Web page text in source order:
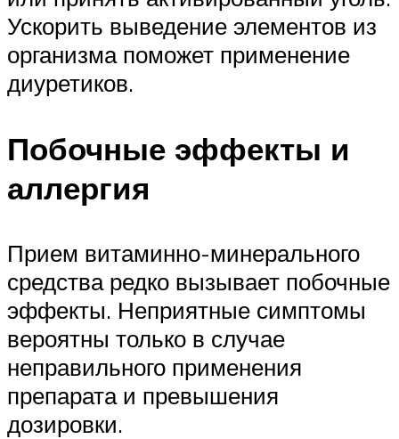
Ускорить выведение элементов из
организма поможет применение
диуретиков.
Побочные эффекты и
аллергия
Прием витаминно-минерального
средства редко вызывает побочные
эффекты. Неприятные симптомы
вероятны только в случае
неправильного применения
препарата и превышения
дозировки.